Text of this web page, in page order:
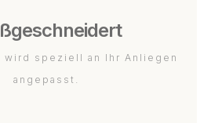
wird speziell an Ihr Anliegen
angepasst.